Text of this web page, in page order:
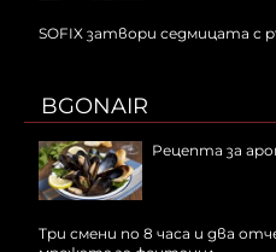
SOFIX затвори седмицата с
BGONAIR
Рецепта за
Три смени по 8 часа и два